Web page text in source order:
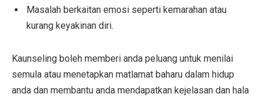
Masalah berkaitan emosi seperti kemarahan atau
kurang keyakinan diri.
Kaunseling boleh memberi anda peluang untuk menilai
semula atau menetapkan matlamat baharu dalam hidup
anda dan membantu anda mendapatkan kejelasan dan hala